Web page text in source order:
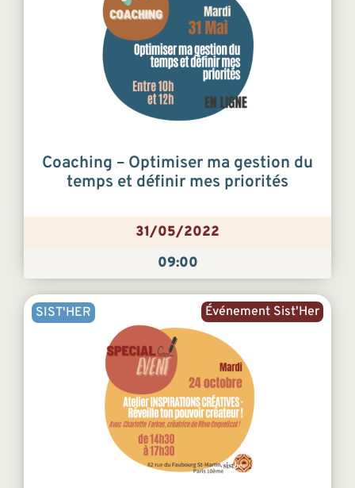
Coaching – Optimiser ma gestion du
temps et définir mes priorités
31/05/2022
09:00
Événement Sist'Her
SIST'HER